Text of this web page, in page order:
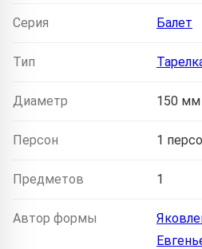
Серия Балет
Тип
Диаметр 150 мм
Персон 1
Предметов 1
Автор формы